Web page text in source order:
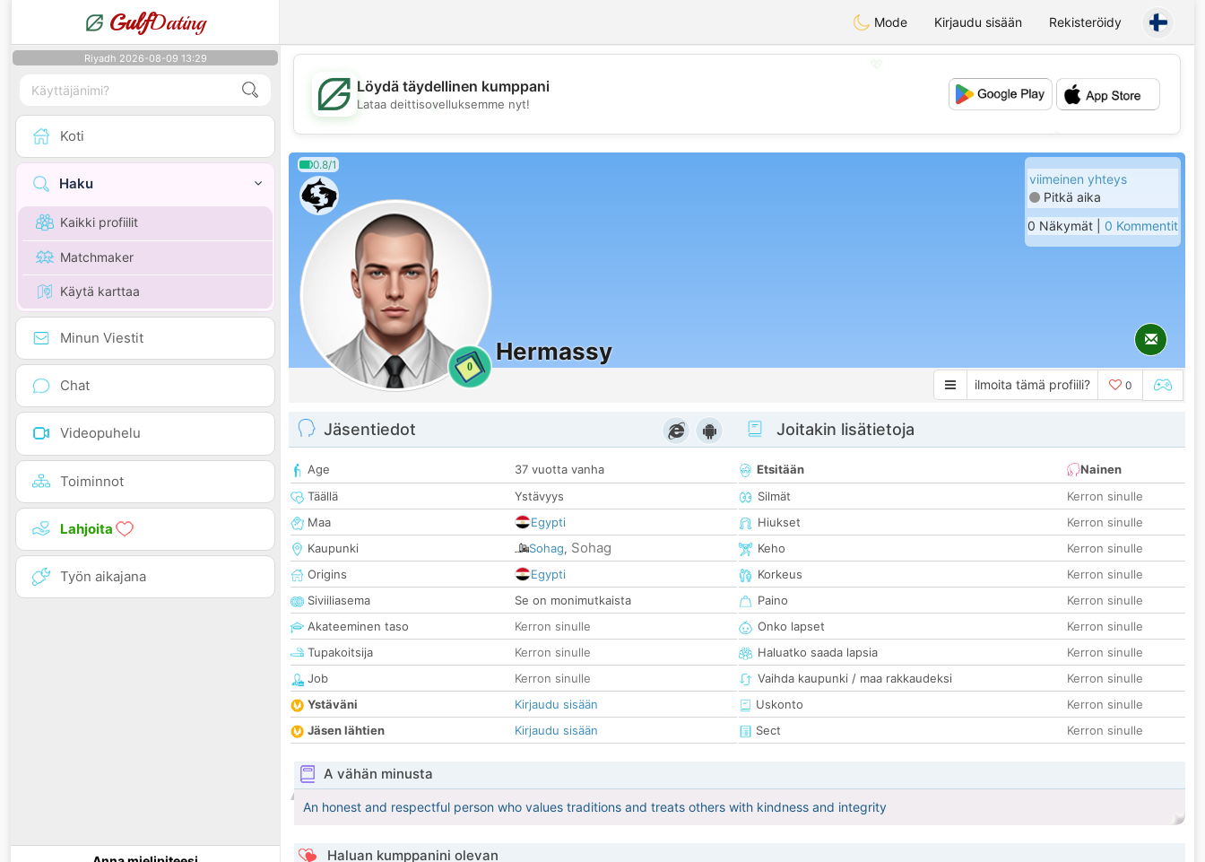
GulfDating Mode Kirjaudu sisään Rekisteröidy
Riyadh 2026-08-09 13:29
Koti
Haku
Kaikki profiilit
Matchmaker
Käytä karttaa
Minun Viestit
Chat
Videopuhelu
Toiminnot
Lahjoita
Työn aikajana
💖
💕
Löydä täydellinen kumppani
Lataa deittisovelluksemme nyt!
0.8/1
0
Hermassy
viimeinen yhteys
Pitkä aika
0 Näkymät | 0 Kommentit
ilmoita tämä profiili? 0
Jäsentiedot
Age
37 vuotta vanha
Täällä
Ystävyys
Maa
Egypti
Kaupunki
Sohag, Sohag
Origins
Egypti
Siviiliasema
Se on monimutkaista
Akateeminen taso
Kerron sinulle
Tupakoitsija
Kerron sinulle
Job
Kerron sinulle
Ystäväni
Kirjaudu sisään
Jäsen lähtien
Kirjaudu sisään
Joitakin lisätietoja
Etsitään
Nainen
Silmät
Kerron sinulle
Hiukset
Kerron sinulle
Keho
Kerron sinulle
Korkeus
Kerron sinulle
Paino
Kerron sinulle
Onko lapset
Kerron sinulle
Haluatko saada lapsia
Kerron sinulle
Vaihda kaupunki / maa rakkaudeksi
Kerron sinulle
Uskonto
Kerron sinulle
Sect
Kerron sinulle
A vähän minusta
An honest and respectful person who values traditions and treats others with kindness and integrity
Haluan kumppanini olevan